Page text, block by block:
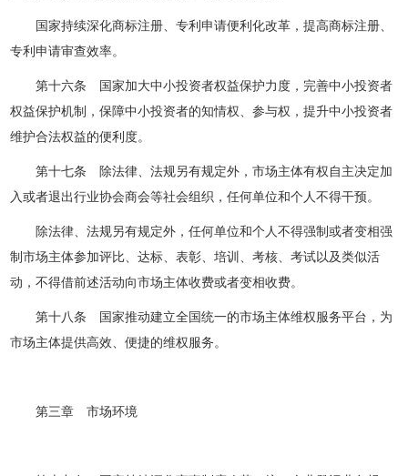
国家持续深化商标注册、专利申请便利化改革，提高商标注册、
专利申请审查效率。
第十六条 国家加大中小投资者权益保护力度，完善中小投资者
权益保护机制，保障中小投资者的知情权、参与权，提升中小投资者
维护合法权益的便利度。
第十七条 除法律、法规另有规定外，市场主体有权自主决定加
入或者退出行业协会商会等社会组织，任何单位和个人不得干预。
除法律、法规另有规定外，任何单位和个人不得强制或者变相强
制市场主体参加评比、达标、表彰、培训、考核、考试以及类似活
动，不得借前述活动向市场主体收费或者变相收费。
第十八条 国家推动建立全国统一的市场主体维权服务平台，为
市场主体提供高效、便捷的维权服务。
第三章 市场环境